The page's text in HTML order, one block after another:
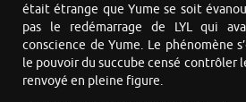
était étrange que Yume se soit
pas le redémarrage de LYL qui
conscience de Yume. Le phénomène
le pouvoir du succube censé contrôler
renvoyé en pleine figure.